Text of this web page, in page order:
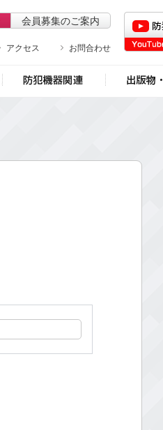
会員募集のご案内
アクセス お問合わせ
地域協会関連 防犯機器関連